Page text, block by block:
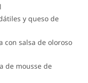
y queso de
con salsa de oloroso
de mousse de